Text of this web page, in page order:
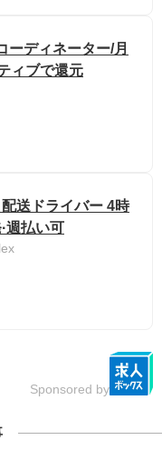
ーディネーター/月
ィブで還元
送ドライバー 4時
週払い可
Sponsored by